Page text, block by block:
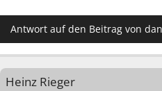
Antwort auf den Beitrag von
Heinz Rieger